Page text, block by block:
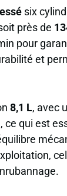
six
près de
pour
et
8,1 L, avec
qui est